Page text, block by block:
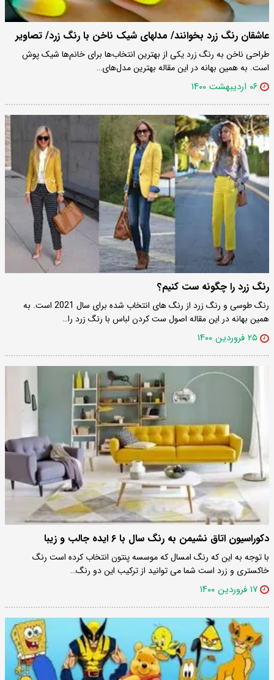
عاشقان رنگ زرد بخوانند/ مدلهای شیک ناخن با رنگ زرد/ تصاویر
طراحی ناخن به رنگ زرد یکی از بهترین انتخاب‌ها برای خانم‌ها شیک پوش
است. به همین بهانه در این مقاله بهترین مدل‌های…
۰۶ اردیبهشت ۱۴۰۰
رنگ زرد را چگونه ست کنیم؟
رنگ طوسی و رنگ زرد از رنگ های انتخاب شده برای سال 2021 است. به
همین بهانه در این مقاله اصول ست کردن لباس با رنگ زرد را…
۲۵ فروردین ۱۴۰۰
دکوراسیون اتاق نشیمن به رنگ سال با ۶ ایده جالب و زیبا
با توجه به این که رنگ امسال که موسسه پنتون انتخاب کرده است رنگ
خاکستری و زرد است شما می توانید از ترکیب این دو رنگ…
۱۷ فروردین ۱۴۰۰